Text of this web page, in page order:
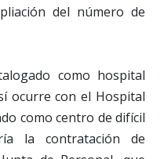
del número de
como hospital
ocurre con el Hospital
como centro de difícil
la contratación de